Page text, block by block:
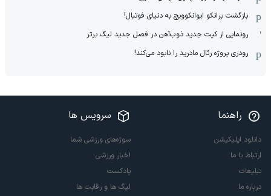
بازگشت برانکو ایوانکوویچ به دنیای فوتبال!
رونمایی از کیت جدید ذوب‌آهن در فصل جدید لیگ برتر
رودری پروژه رئال مادرید را نابود می‌کند!
راهنما
دانلود اپلیکیشن
ارتباط با ما
تبلیغات
درباره ما
سرویس ها
سوژه‌های ورزشی شما
اخبار ورزشی
پادکست
لیگ ها و رقابت ها